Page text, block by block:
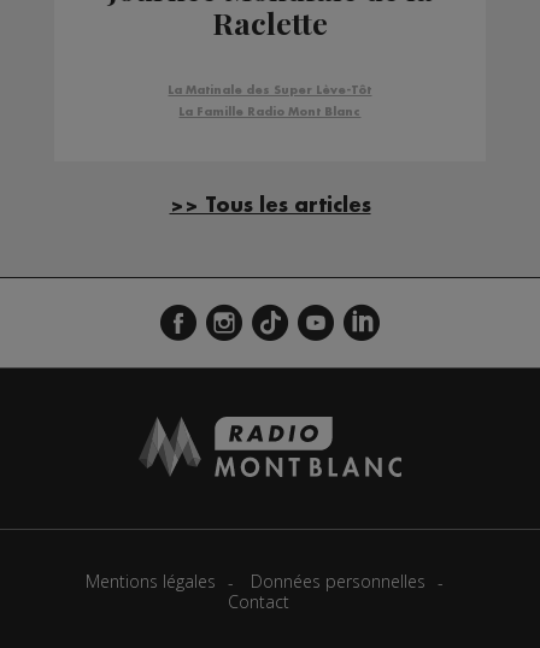
Raclette
La Matinale des Super Lève-Tôt
La Famille Radio Mont Blanc
>> Tous les articles
Mentions légales
Données personnelles
Contact